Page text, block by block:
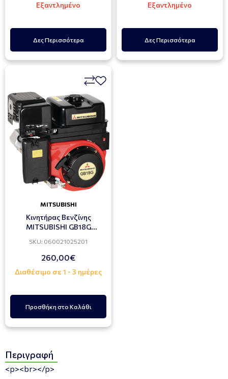
Εξαντλημένο
Δες Περισσότερα
Εξαντλημένο
Δες Περισσότερα
MITSUBISHI
Κινητήρας Βενζίνης
MITSUBISHI GB18G
SKU: 060021025201
260,00€
Διαθέσιμο σε 1 - 3 ημέρες
Προσθήκη στο Καλάθι
Περιγραφή
<p><br></p>